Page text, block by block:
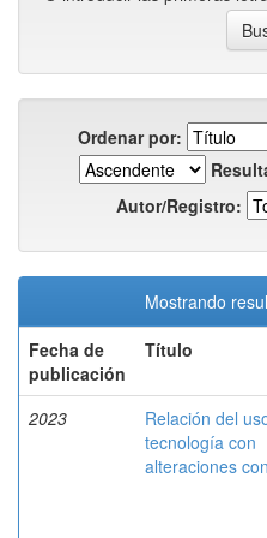
Ordenar por:
Autor/Registro:
Mostrando
Fecha de
publicación
Título
2023
Relación del
tecnología con
alteraciones